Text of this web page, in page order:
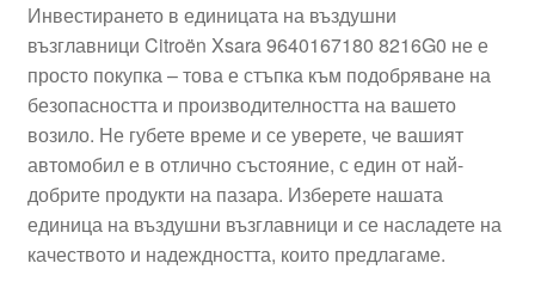
Транспорт
Инвестирането в единицата на въздушни
възглавници Citroën Xsara 9640167180 8216G0 не е
просто покупка – това е стъпка към подобряване на
безопасността и производителността на вашето
возило. Не губете време и се уверете, че вашият
автомобил е в отлично състояние, с един от най-
добрите продукти на пазара. Изберете нашата
единица на въздушни възглавници и се насладете на
качеството и надеждността, които предлагаме.